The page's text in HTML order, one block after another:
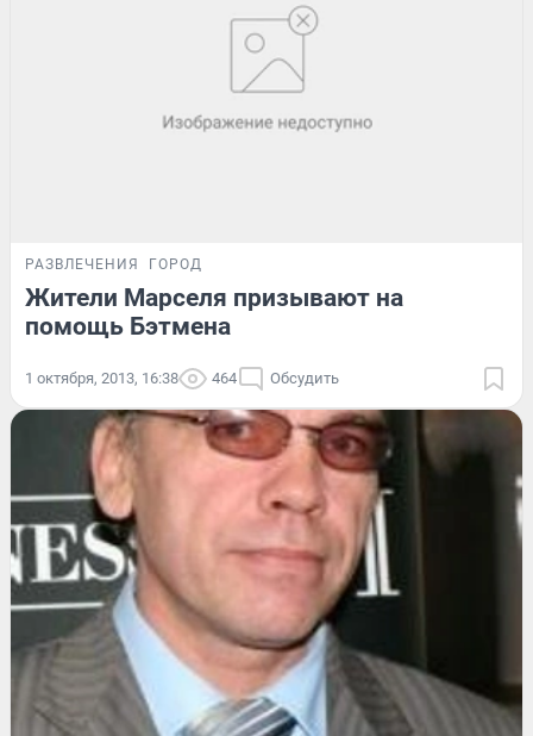
РАЗВЛЕЧЕНИЯ ГОРОД
Жители Марселя призывают на
помощь Бэтмена
1 октября, 2013, 16:38 464 Обсудить